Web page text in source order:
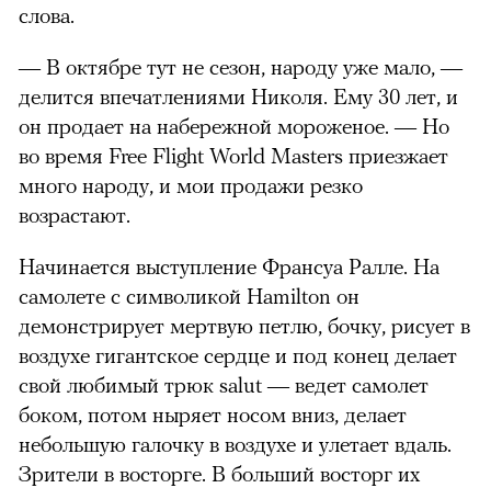
слова.
— В октябре тут не сезон, народу уже мало, —
делится впечатлениями Николя. Ему 30 лет, и
он продает на набережной мороженое. — Но
во время Free Flight World Masters приезжает
много народу, и мои продажи резко
возрастают.
Начинается выступление Франсуа Ралле. На
самолете с символикой Hamilton он
демонстрирует мертвую петлю, бочку, рисует в
воздухе гигантское сердце и под конец делает
свой любимый трюк salut — ведет самолет
боком, потом ныряет носом вниз, делает
небольшую галочку в воздухе и улетает вдаль.
Зрители в восторге. В больший восторг их